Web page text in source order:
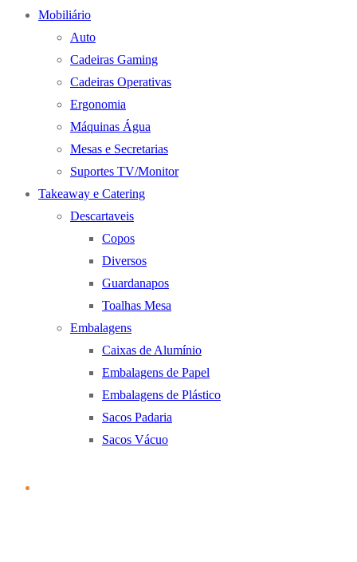
Mobiliário
Auto
Cadeiras Gaming
Cadeiras Operativas
Ergonomia
Máquinas Água
Mesas e Secretarias
Suportes TV/Monitor
Takeaway e Catering
Descartaveis
Copos
Diversos
Guardanapos
Toalhas Mesa
Embalagens
Caixas de Alumínio
Embalagens de Papel
Embalagens de Plástico
Sacos Padaria
Sacos Vácuo